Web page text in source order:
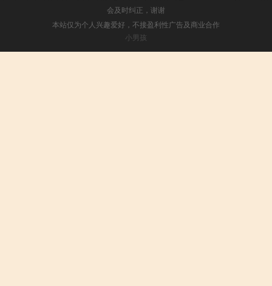
会及时纠正，谢谢
本站仅为个人兴趣爱好，不接盈利性广告及商业合作
小男孩